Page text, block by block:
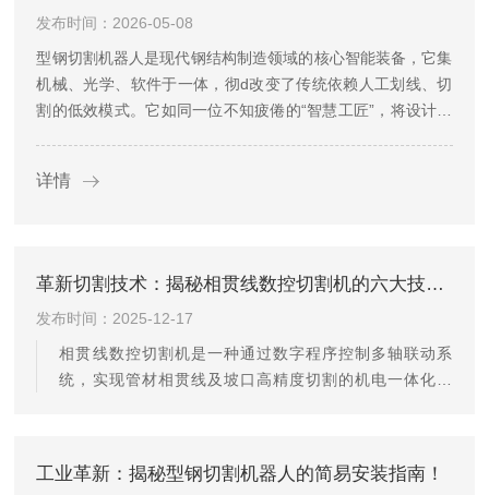
发布时间：2026-05-08
型钢切割机器人是现代钢结构制造领域的核心智能装备，它集
机械、光学、软件于一体，彻d改变了传统依赖人工划线、切
割的低效模式。它如同一位不知疲倦的“智慧工匠”，将设计图
化的闭环...
详情
革新切割技术：揭秘相贯线数控切割机的六大技术优势
发布时间：2025-12-17
相贯线数控切割机是一种通过数字程序控制多轴联动系
统，实现管材相贯线及坡口高精度切割的机电一体化设
动生成切割路径并执行偏心补偿、坡口角度调整等操作，
工业革新：揭秘型钢切割机器人的简易安装指南！